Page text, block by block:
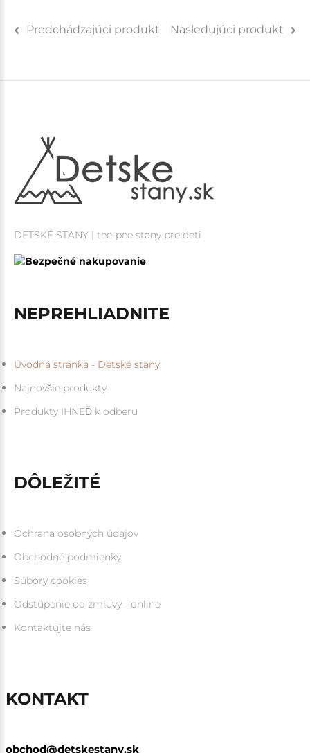
Predchádzajúci produkt Nasledujúci produkt
DETSKÉ STANY | tee-pee stany pre deti
NEPREHLIADNITE
Úvodná stránka - Detské stany
Najnovšie produkty
Produkty IHNEĎ k odberu
DÔLEŽITÉ
Ochrana osobných údajov
Obchodné podmienky
Súbory cookies
Odstúpenie od zmluvy - online
Kontaktujte nás
KONTAKT
obchod@detskestany.sk